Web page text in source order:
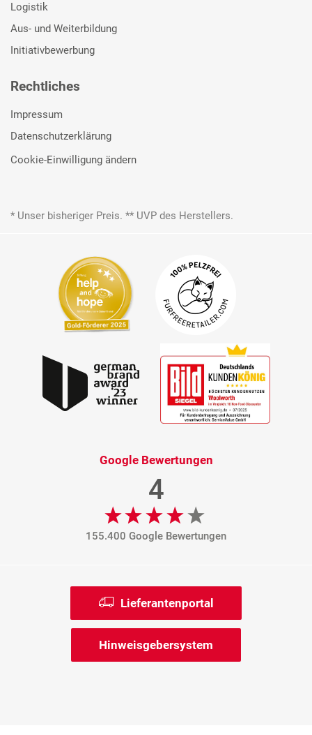
Logistik
Aus- und Weiterbildung
Initiativbewerbung
Rechtliches
Impressum
Datenschutzerklärung
Cookie-Einwilligung ändern
* Unser bisheriger Preis. ** UVP des Herstellers.
Google Bewertungen
4
155.400 Google Bewertungen
Lieferantenportal
Hinweisgebersystem